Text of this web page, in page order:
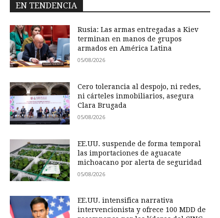
EN TENDENCIA
Rusia: Las armas entregadas a Kiev
terminan en manos de grupos
armados en América Latina
05/08/2026
Cero tolerancia al despojo, ni redes,
ni cárteles inmobiliarios, asegura
Clara Brugada
05/08/2026
EE.UU. suspende de forma temporal
las importaciones de aguacate
michoacano por alerta de seguridad
05/08/2026
EE.UU. intensifica narrativa
intervencionista y ofrece 100 MDD de